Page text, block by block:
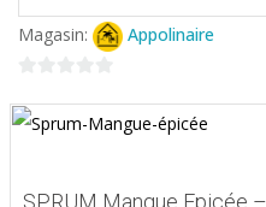
Magasin: Appolinaire
sur
SPRUM Mangue Epicée